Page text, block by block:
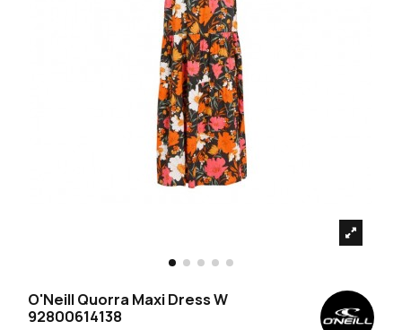
O'Neill Quorra Maxi Dress W
92800614138